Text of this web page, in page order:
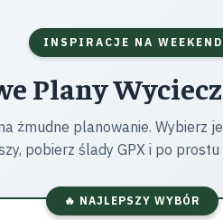
INSPIRACJE NA WEEKEND
Plany
żmudne planowanie. Wybierz
pobierz ślady GPX i po
🔥 NAJLEPSZY WYBÓR